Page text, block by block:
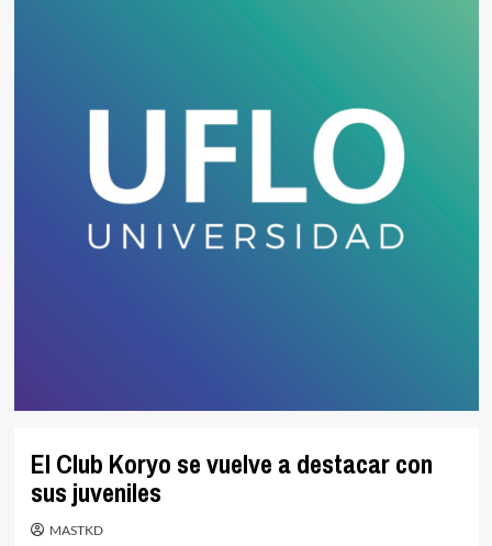
El Club Koryo se vuelve a destacar con
sus juveniles
MASTKD